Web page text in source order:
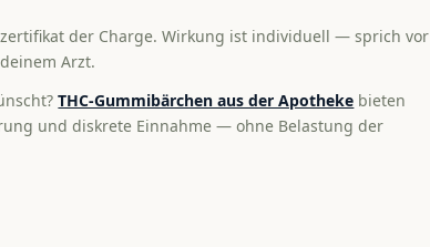
der Charge. Wirkung ist individuell — sprich vor
Arzt.
THC-Gummibärchen aus der Apotheke bieten
und diskrete Einnahme — ohne Belastung der